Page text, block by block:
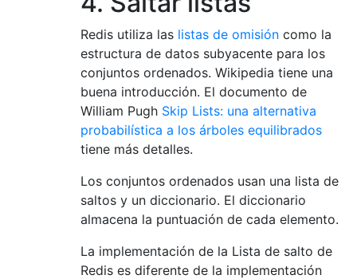
Redis utiliza las listas de omisión como la
estructura de datos subyacente para los
conjuntos ordenados. Wikipedia tiene una
buena introducción. El documento de
William Pugh Skip Lists: una alternativa
probabilística a los árboles equilibrados
tiene más detalles.
Los conjuntos ordenados usan una lista de
saltos y un diccionario. El diccionario
almacena la puntuación de cada elemento.
La implementación de la Lista de salto de
Redis es diferente de la implementación